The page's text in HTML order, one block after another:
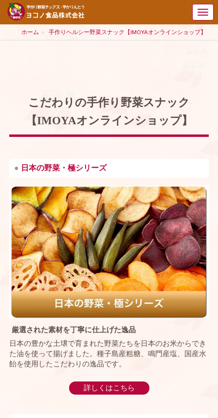
ホーム 手作りヘルシー野菜スナック【IMOYAオンラインショップ】
こだわりの手作り野菜スナック
【IMOYAオンラインショップ】
日本の野菜・極シリーズ
厳選された素材を丁寧に仕上げた逸品
日本の豊かな土壌で育まれた野菜たちを日本のお米からでき
た油を使って揚げました。種子島産粗糖、鳴門産塩、国産水
飴を使用したこだわりの逸品です。
詳しくはこちら